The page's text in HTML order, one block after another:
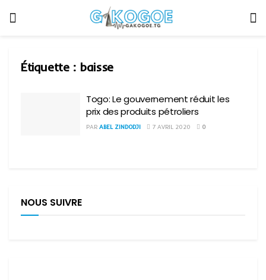
Étiquette : baisse
Togo: Le gouvernement réduit les
prix des produits pétroliers
PAR ABEL ZINDODJI 7 AVRIL 2020 0
NOUS SUIVRE